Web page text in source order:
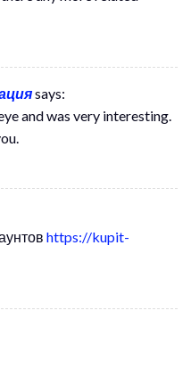
says:
and was very interesting.
https://kupit-